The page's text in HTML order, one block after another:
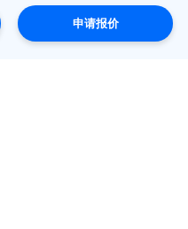
申请报价